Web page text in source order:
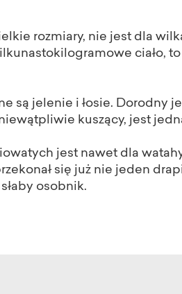
rozmiary, nie jest dla
ciało,
są jelenie i łosie. Dorodny
kuszący, jest
jest nawet dla
się już nie jeden
osobnik.